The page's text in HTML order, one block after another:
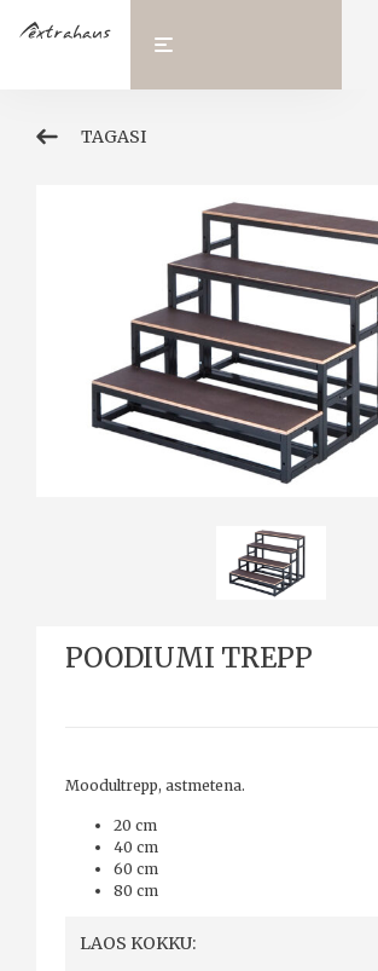
TAGASI
POODIUMI TREPP
Moodultrepp, astmetena.
20 cm
40 cm
60 cm
80 cm
LAOS KOKKU: